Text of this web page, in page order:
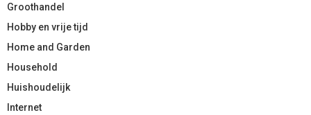
Groothandel
Hobby en vrije tijd
Home and Garden
Household
Huishoudelijk
Internet